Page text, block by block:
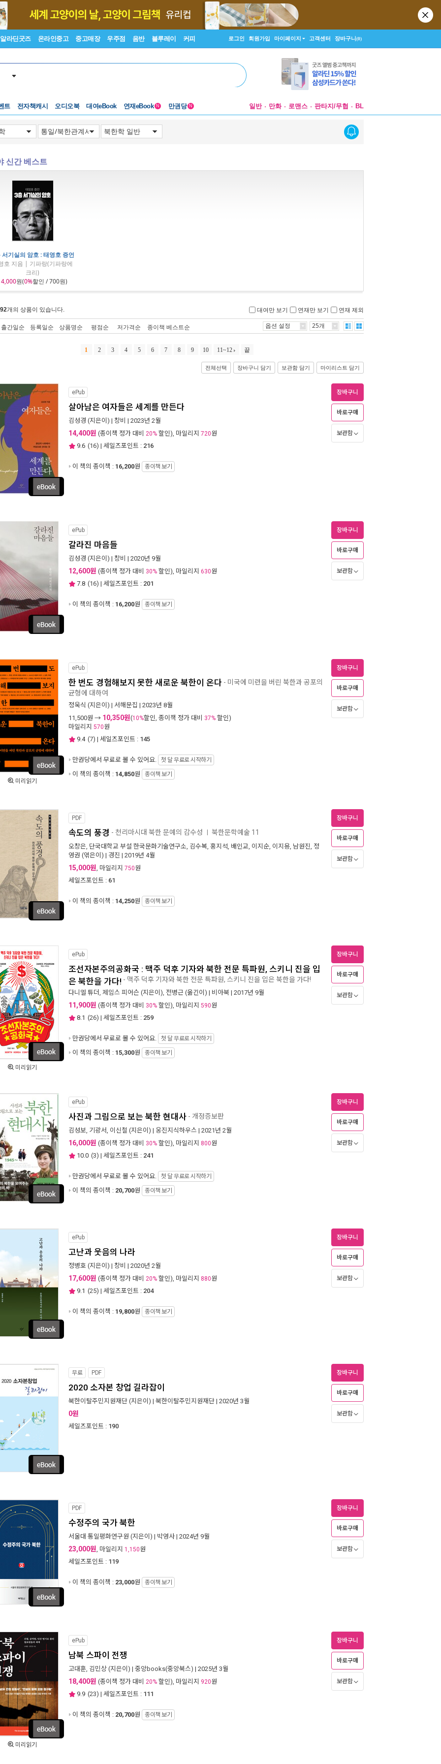
알라딘굿즈 온라인중고 중고매장 우주점 음반 블루레이 커피 로그인 회원가입 마이페이지 고객센터 장바구니(0)
트 전자책캐시 오디오북 대여eBook 연재eBook N 만권당 N 일반 만화 로맨스 판타지/무협 BL
신간 베스트
서기실의 암호 : 태영호 증언
호 지음 | 기파랑(기파랑에
크리)
원(0%할인 / 700원)
개의 상품이 있습니다. 대여만 보기 연재만 보기 연재 제외
출간일순 등록일순 상품명순 평점순 저가격순 종이책 베스트순 옵션 설정 25개
1 2 3 4 5 6 7 8 9 10 11~12 끝
전체선택 장바구니 담기 보관함 담기 마이리스트 담기
ePub
살아남은 여자들은 세계를 만든다
김성경 (지은이) | 창비 | 2023년 2월
14,400원 (종이책 정가 대비 20% 할인), 마일리지 720원
9.6 (16) | 세일즈포인트 : 216
이 책의 종이책 : 16,200원 종이책 보기
장바구니
바로구매
보관함
ePub
갈라진 마음들
김성경 (지은이) | 창비 | 2020년 9월
12,600원 (종이책 정가 대비 30% 할인), 마일리지 630원
7.8 (16) | 세일즈포인트 : 201
이 책의 종이책 : 16,200원 종이책 보기
장바구니
바로구매
보관함
미리읽기
ePub
한 번도 경험해보지 못한 새로운 북한이 온다 - 미국에 미련을 버린 북한과 공포의
균형에 대하여
정욱식 (지은이) | 서해문집 | 2023년 8월
11,500원 → 10,350원(10%할인, 종이책 정가 대비 37% 할인)
마일리지 570원
9.4 (7) | 세일즈포인트 : 145
만권당에서 무료로 볼 수 있어요. 첫 달 무료로 시작하기
이 책의 종이책 : 14,850원 종이책 보기
장바구니
바로구매
보관함
PDF
속도의 풍경 - 천리마시대 북한 문예의 감수성 북한문학예술 11
오창은, 단국대학교 부설 한국문화기술연구소, 김수복, 홍지석, 배인교, 이지순, 이지용, 남원진, 정
영권 (엮은이) | 경진 | 2019년 4월
15,000원, 마일리지 750원
세일즈포인트 : 61
이 책의 종이책 : 14,250원 종이책 보기
장바구니
바로구매
보관함
미리읽기
ePub
조선자본주의공화국 : 맥주 덕후 기자와 북한 전문 특파원, 스키니 진을 입
은 북한을 가다! - 맥주 덕후 기자와 북한 전문 특파원, 스키니 진을 입은 북한을 가다!
다니엘 튜더 제임스 피어슨 (지은이), 전병근 (옮긴이) | 비아북 | 2017년 9월
11,900원 (종이책 정가 대비 30% 할인), 마일리지 590원
8.1 (26) | 세일즈포인트 : 259
만권당에서 무료로 볼 수 있어요. 첫 달 무료로 시작하기
이 책의 종이책 : 15,300원 종이책 보기
장바구니
바로구매
보관함
ePub
사진과 그림으로 보는 북한 현대사 - 개정증보판
김성보, 기광서, 이신철 (지은이) | 웅진지식하우스 | 2021년 2월
16,000원 (종이책 정가 대비 30% 할인), 마일리지 800원
10.0 (3) | 세일즈포인트 : 241
만권당에서 무료로 볼 수 있어요. 첫 달 무료로 시작하기
이 책의 종이책 : 20,700원 종이책 보기
장바구니
바로구매
보관함
ePub
고난과 웃음의 나라
정병호 (지은이) | 창비 | 2020년 2월
17,600원 (종이책 정가 대비 20% 할인), 마일리지 880원
9.1 (25) | 세일즈포인트 : 204
이 책의 종이책 : 19,800원 종이책 보기
장바구니
바로구매
보관함
무료 PDF
2020 소자본 창업 길라잡이
북한이탈주민지원재단 (지은이) | 북한이탈주민지원재단 | 2020년 3월
0원
세일즈포인트 : 190
장바구니
바로구매
보관함
PDF
수정주의 국가 북한
서울대 통일평화연구원 (지은이) | 박영사 | 2024년 9월
23,000원, 마일리지 1,150원
세일즈포인트 : 119
이 책의 종이책 : 23,000원 종이책 보기
장바구니
바로구매
보관함
미리읽기
ePub
남북 스파이 전쟁
고대훈, 김민상 (지은이) | 중앙books(중앙북스) | 2025년 3월
18,400원 (종이책 정가 대비 20% 할인), 마일리지 920원
9.9 (23) | 세일즈포인트 : 111
이 책의 종이책 : 20,700원 종이책 보기
장바구니
바로구매
보관함